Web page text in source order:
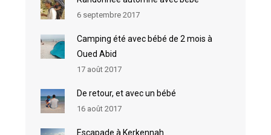
6 septembre 2017
Camping été avec bébé de 2 mois à
Oued Abid
17 août 2017
De retour, et avec un bébé
16 août 2017
Escapade à Kerkennah